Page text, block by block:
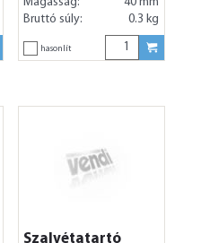
Bruttó súly:
0.3 kg
hasonlít
Szalvétatartó